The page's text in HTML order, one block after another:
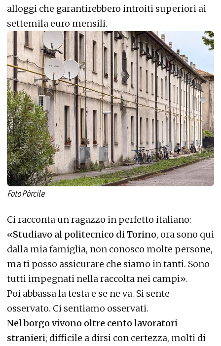
alloggi che garantirebbero introiti superiori ai
settemila euro mensili.
Foto Pòrcile
Ci racconta un ragazzo in perfetto italiano:
«Studiavo al politecnico di Torino, ora sono qui
dalla mia famiglia, non conosco molte persone,
ma ti posso assicurare che siamo in tanti. Sono
tutti impegnati nella raccolta nei campi».
Poi abbassa la testa e se ne va. Si sente
osservato. Ci sentiamo osservati.
Nel borgo vivono oltre cento lavoratori
stranieri; difficile a dirsi con certezza, molti di